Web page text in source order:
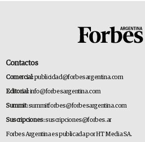
Contactos
Comercial:publicidad@forbesargentina.com
Editorial:info@forbesargentina.com
Summit:summitforbes@forbesargentina.com
Suscripciones:suscripciones@forbes.ar
Forbes Argentina es publicada por HT Media SA.